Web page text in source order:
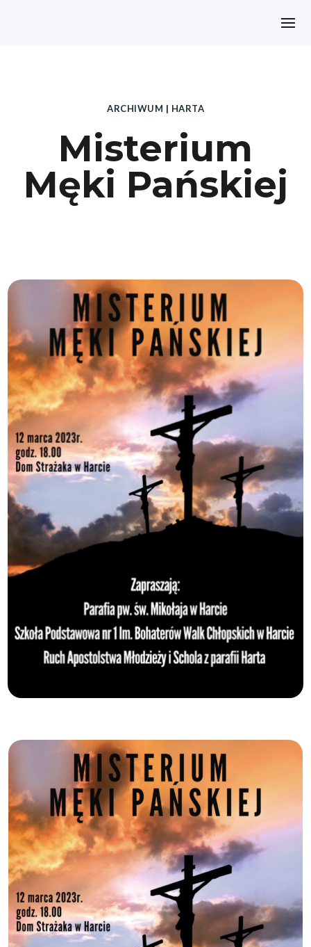
ARCHIWUM | HARTA
Misterium
Męki Pańskiej